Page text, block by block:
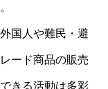
国人や難民・避
ード商品の販売
きる活動は多彩